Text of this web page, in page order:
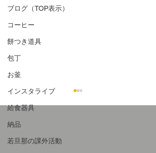
ブログ（TOP表示）
コーヒー
餅つき道具
包丁
お釜
インスタライブ
給食器具
納品
若旦那の課外活動